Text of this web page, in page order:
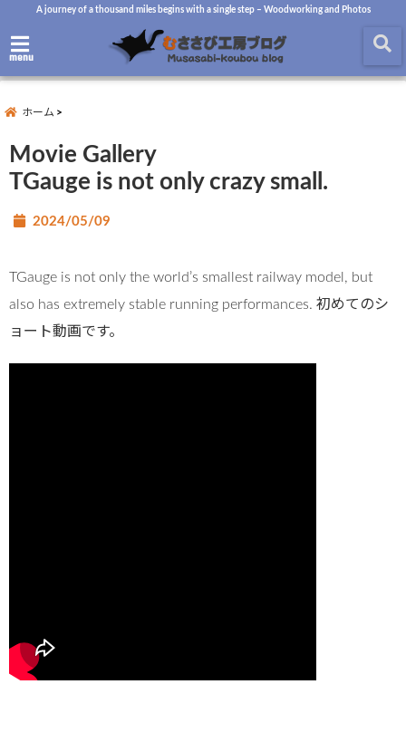
A journey of a thousand miles begins with a single step – Woodworking and Photos
menu
ホーム
Movie Gallery
TGauge is not only crazy small.
2024/05/09
TGauge is not only the world’s smallest railway model, but
also has extremely stable running performances. 初めてのシ
ョート動画です。